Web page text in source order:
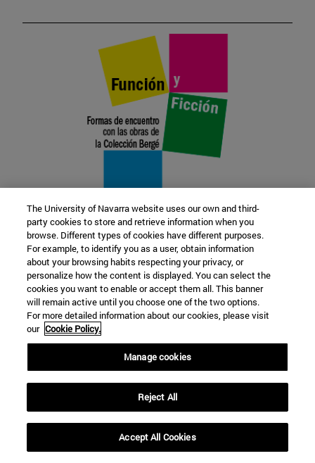
22 SEP
FUNCIÓN Y FICCIÓN. Varios artistas
Más información
The University of Navarra website uses our own and third-
party cookies to store and retrieve information when you
browse. Different types of cookies have different purposes.
For example, to identify you as a user, obtain information
about your browsing habits respecting your privacy, or
personalize how the content is displayed. You can select the
cookies you want to enable or accept them all. This banner
will remain active until you choose one of the two options.
For more detailed information about our cookies, please visit
our Cookie Policy.
Manage cookies
Reject All
Accept All Cookies